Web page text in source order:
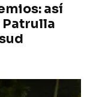
así
Patrulla